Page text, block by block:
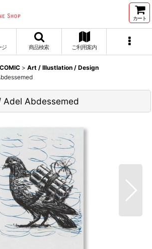
カート
ジ 商品検索 ご利用案内
> Art / Illustlation / Design
Adel Abdessemed